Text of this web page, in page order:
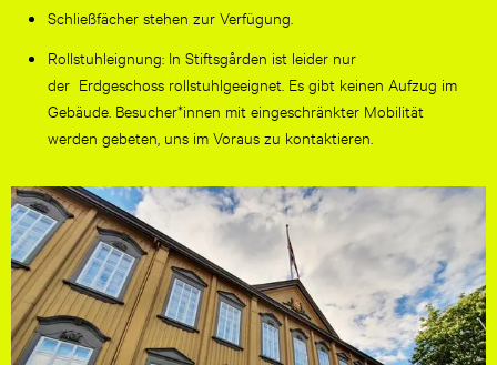
Schließfächer stehen zur Verfügung.
Rollstuhleignung: In Stiftsgården ist leider nur
der Erdgeschoss rollstuhlgeeignet. Es gibt keinen Aufzug im
Gebäude. Besucher*innen mit eingeschränkter Mobilität
werden gebeten, uns im Voraus zu kontaktieren.